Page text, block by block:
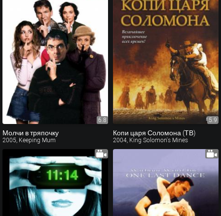
6.8
Молчи в тряпочку
2005, Keeping Mum
5.9
Копи царя Соломона (ТВ)
2004, King Solomon's Mines